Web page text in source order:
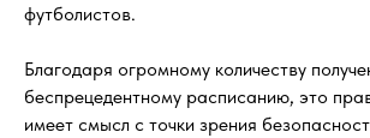
футболистов.
Благодаря огромному количеству
беспрецедентному расписанию, это
имеет смысл с точки зрения